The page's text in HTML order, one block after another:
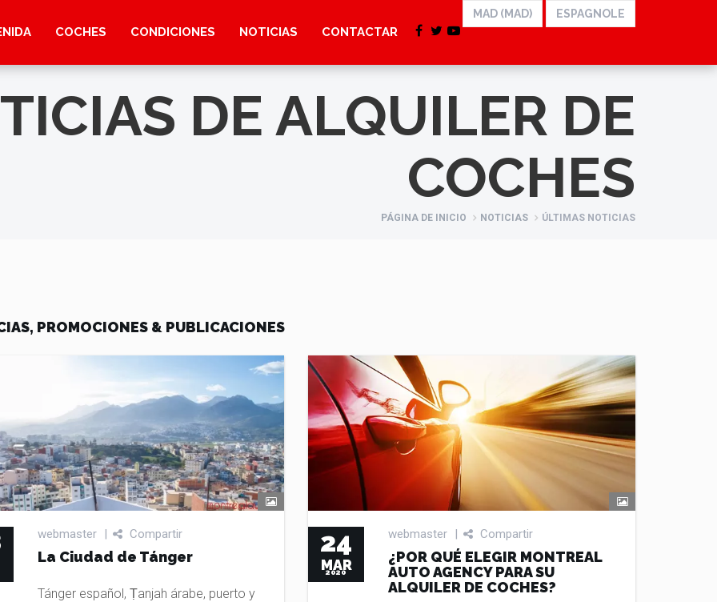
COCHES CONDICIONES NOTICIAS CONTACTAR
DE ALQUILER DE
COCHES
PÁGINA DE INICIO NOTICIAS ÚLTIMAS NOTICIAS
PROMOCIONES & PUBLICACIONES
webmaster | Compartir
La Ciudad de Tánger
Tánger español, Ṭanjah árabe, puerto y
24
MAR
2020
webmaster | Compartir
¿POR QUÉ ELEGIR MONTREAL
AUTO AGENCY PARA SU
ALQUILER DE COCHES?